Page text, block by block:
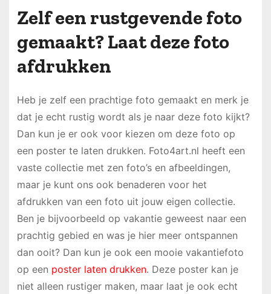
Zelf een rustgevende foto
gemaakt? Laat deze foto
afdrukken
Heb je zelf een prachtige foto gemaakt en merk je
dat je echt rustig wordt als je naar deze foto kijkt?
Dan kun je er ook voor kiezen om deze foto op
een poster te laten drukken. Foto4art.nl heeft een
vaste collectie met zen foto’s en afbeeldingen,
maar je kunt ons ook benaderen voor het
afdrukken van een foto uit jouw eigen collectie.
Ben je bijvoorbeeld op vakantie geweest naar een
prachtig gebied en was je hier meer ontspannen
dan ooit? Dan kun je ook een mooie vakantiefoto
op een poster laten drukken. Deze poster kan je
niet alleen rustiger maken, maar laat je ook echt